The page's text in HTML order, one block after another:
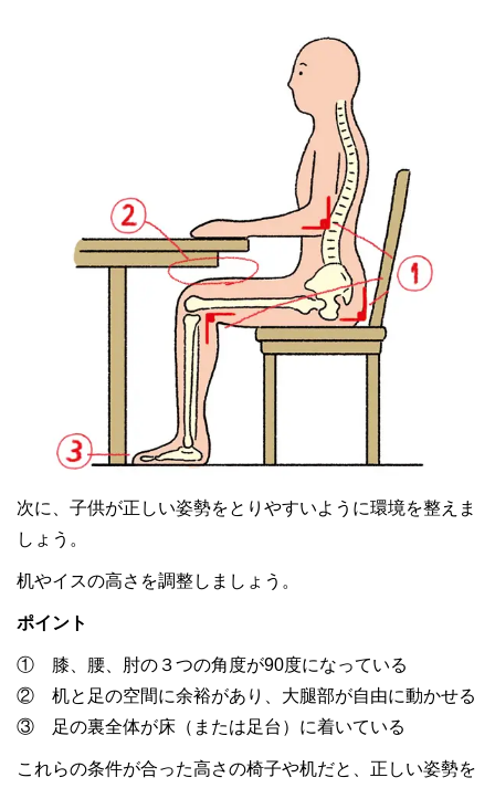
次に、子供が正しい姿勢をとりやすいように環境を整えま
しょう。
机やイスの高さを調整しましょう。
ポイント
① 膝、腰、肘の３つの角度が90度になっている
② 机と足の空間に余裕があり、大腿部が自由に動かせる
③ 足の裏全体が床（または足台）に着いている
これらの条件が合った高さの椅子や机だと、正しい姿勢を